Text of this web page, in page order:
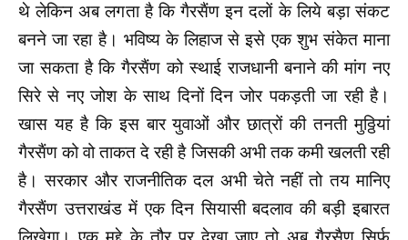
थे लेकिन अब लगता है कि गैरसैंण इन दलों के लिये बड़ा संकट
बनने जा रहा है। भविष्य के लिहाज से इसे एक शुभ संकेत माना
जा सकता है कि गैरसैंण को स्थाई राजधानी बनाने की मांग नए
सिरे से नए जोश के साथ दिनों दिन जोर पकड़ती जा रही है।
खास यह है कि इस बार युवाओं और छात्रों की तनती मुठ्ठियां
गैरसैंण को वो ताकत दे रही है जिसकी अभी तक कमी खलती रही
है। सरकार और राजनीतिक दल अभी चेते नहीं तो तय मानिए
गैरसैंण उत्तराखंड में एक दिन सियासी बदलाव की बड़ी इबारत